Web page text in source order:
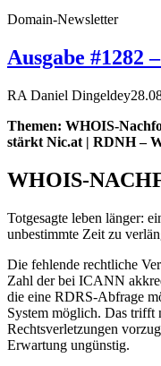
Domain-Newsletter
Ausgabe #1282
RA Daniel Dingeldey
Themen: WHOIS-
stärkt Nic.at | RDNH –
WHOIS-
Totgesagte leben länger:
unbestimmte Zeit zu
Die fehlende rechtliche
Zahl der bei ICANN
die eine RDRS-Abfrage
System möglich. Das trifft
Rechtsverletzungen
Erwartung ungünstig.